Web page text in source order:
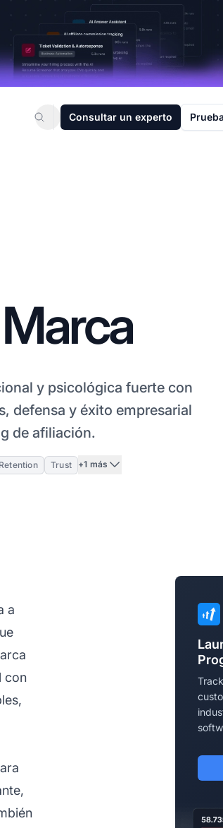
Consultar un experto
y psicológica fuerte con
defensa y éxito empresarial
de afiliación.
Trust +1 más
a
con